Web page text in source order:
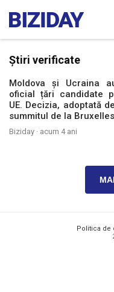
Știri verificate
Moldova și Ucraina
oficial țări candidate
UE. Decizia, adoptată
summitul de la
Biziday · acum 4 ani
Politica de